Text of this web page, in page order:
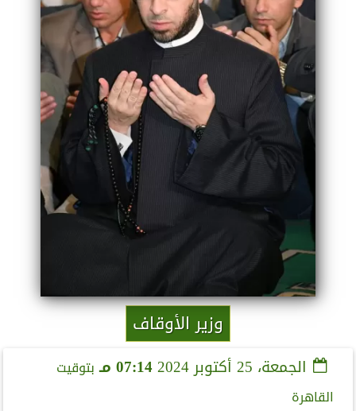
وزير الأوقاف
الجمعة، 25 أكتوبر 2024 07:14 مـ
بتوقيت
القاهرة